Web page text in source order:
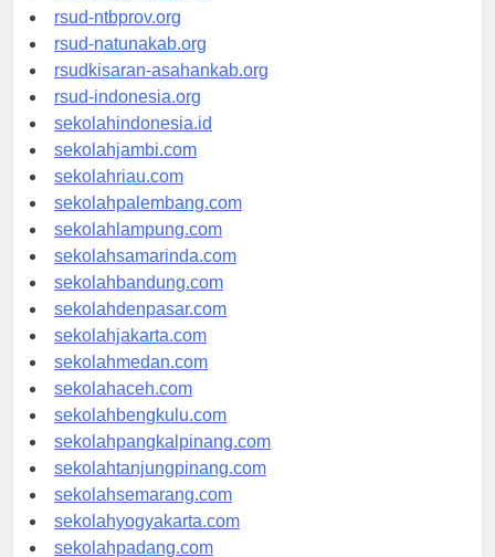
rsud-langsakota.org
rsud-ntbprov.org
rsud-natunakab.org
rsudkisaran-asahankab.org
rsud-indonesia.org
sekolahindonesia.id
sekolahjambi.com
sekolahriau.com
sekolahpalembang.com
sekolahlampung.com
sekolahsamarinda.com
sekolahbandung.com
sekolahdenpasar.com
sekolahjakarta.com
sekolahmedan.com
sekolahaceh.com
sekolahbengkulu.com
sekolahpangkalpinang.com
sekolahtanjungpinang.com
sekolahsemarang.com
sekolahyogyakarta.com